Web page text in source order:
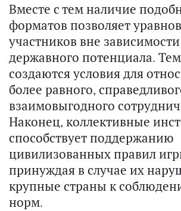
Вместе с тем наличие
форматов позволяет
участников вне
державного потенциала.
создаются условия для
более равного,
взаимовыгодного
Наконец, коллективные
способствует поддержанию
цивилизованных правил
принуждая в случае их
крупные страны к
норм.